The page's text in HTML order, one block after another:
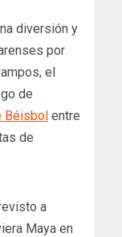
diversión y
por
el
de
Béisbol entre
de
a
Maya en